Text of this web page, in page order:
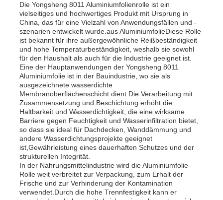
Die Yongsheng 8011 Aluminiumfolienrolle ist ein
vielseitiges und hochwertiges Produkt mit Ursprung in
China, das für eine Vielzahl von Anwendungsfällen und -
szenarien entwickelt wurde.aus AluminiumfolieDiese Rolle
ist bekannt für ihre außergewöhnliche Reißbeständigkeit
und hohe Temperaturbeständigkeit, weshalb sie sowohl
für den Haushalt als auch für die Industrie geeignet ist.
Eine der Hauptanwendungen der Yongsheng 8011
Aluminiumfolie ist in der Bauindustrie, wo sie als
ausgezeichnete wasserdichte
Membranoberflächenschicht dient.Die Verarbeitung mit
Zusammensetzung und Beschichtung erhöht die
Haltbarkeit und Wasserdichtigkeit, die eine wirksame
Barriere gegen Feuchtigkeit und Wasserinfiltration bietet,
so dass sie ideal für Dachdecken, Wanddämmung und
andere Wasserdichtungsprojekte geeignet
ist,Gewährleistung eines dauerhaften Schutzes und der
strukturellen Integrität.
In der Nahrungsmittelindustrie wird die Aluminiumfolie-
Rolle weit verbreitet zur Verpackung, zum Erhalt der
Frische und zur Verhinderung der Kontamination
verwendet.Durch die hohe Trennfestigkeit kann er